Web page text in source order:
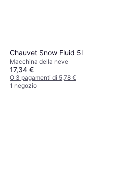
Chauvet Snow Fluid 5l
Macchina della neve
17,34 €
O 3 pagamenti di 5,78 €
1 negozio